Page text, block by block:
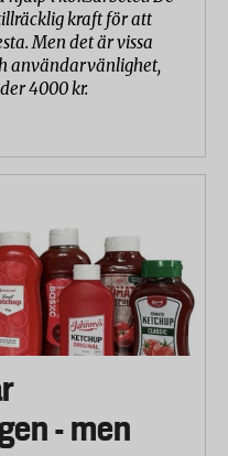
kraft för att
Men det är vissa
användarvänlighet,
4000 kr.
- men